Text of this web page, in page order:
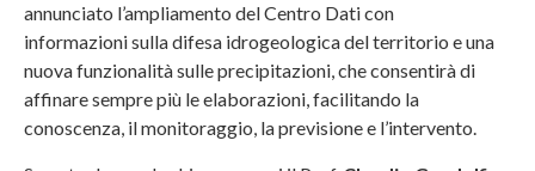
annunciato l’ampliamento del Centro Dati con
informazioni sulla difesa idrogeologica del territorio e una
nuova funzionalità sulle precipitazioni, che consentirà di
affinare sempre più le elaborazioni, facilitando la
conoscenza, il monitoraggio, la previsione e l’intervento.